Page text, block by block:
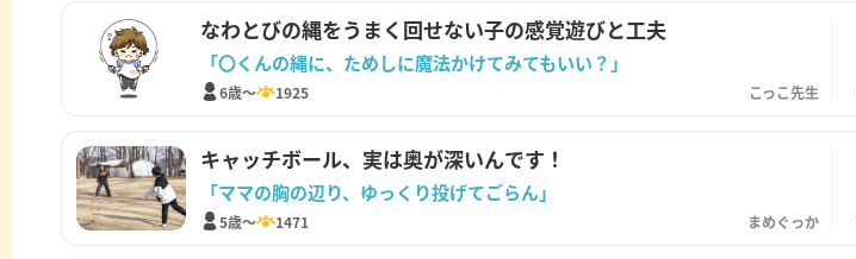
なわとびの縄をうまく回せない子の感覚遊びと工夫
「〇くんの縄に、ためしに魔法かけてみてもいい？」
6歳～ 1925 こっこ先生
キャッチボール、実は奥が深いんです！
「ママの胸の辺り、ゆっくり投げてごらん」
5歳～ 1471 まめぐっか